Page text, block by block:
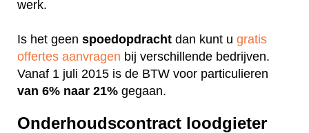
werk.
Is het geen spoedopdracht dan kunt u gratis
offertes aanvragen bij verschillende bedrijven.
Vanaf 1 juli 2015 is de BTW voor particulieren
van 6% naar 21% gegaan.
Onderhoudscontract loodgieter